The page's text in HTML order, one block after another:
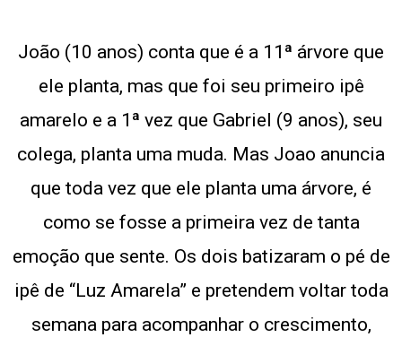
João (10 anos) conta que é a 11ª árvore que
ele planta, mas que foi seu primeiro ipê
amarelo e a 1ª vez que Gabriel (9 anos), seu
colega, planta uma muda. Mas Joao anuncia
que toda vez que ele planta uma árvore, é
como se fosse a primeira vez de tanta
emoção que sente. Os dois batizaram o pé de
ipê de “Luz Amarela” e pretendem voltar toda
semana para acompanhar o crescimento,